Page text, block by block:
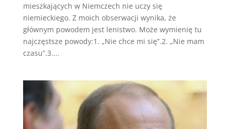
mieszkających w Niemczech nie uczy się
niemieckiego. Z moich obserwacji wynika, że
głównym powodem jest lenistwo. Może wymienię tu
najczęstsze powody:1. „Nie chce mi się”.2. „Nie mam
czasu”.3....